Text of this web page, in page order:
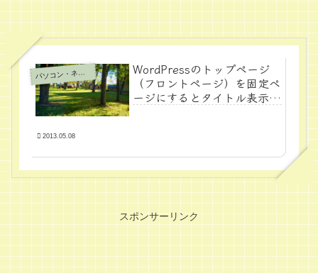
パ
ソコン・ネット
WordPressのトップページ
（フロントページ）を固定ペ
ージにするとタイトル表示さ
2013.05.08
スポンサーリンク